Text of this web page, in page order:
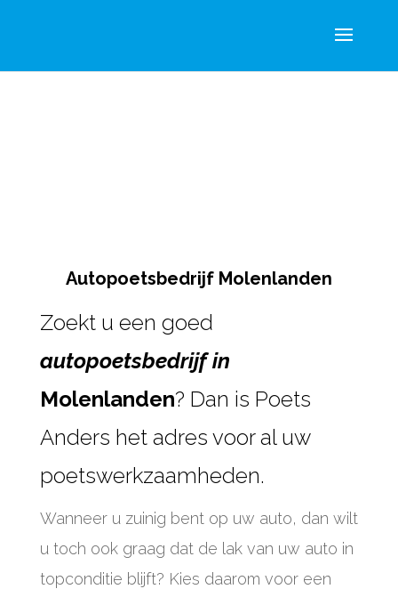
Autopoetsbedrijf Molenlanden
Zoekt u een goed
autopoetsbedrijf in
Molenlanden? Dan is Poets
Anders het adres voor al uw
poetswerkzaamheden.
Wanneer u zuinig bent op uw auto, dan wilt
u toch ook graag dat de lak van uw auto in
topconditie blijft? Kies daarom voor een